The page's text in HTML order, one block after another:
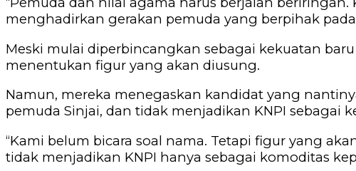
menghadirkan gerakan pemuda yang berpihak
‎Meski mulai diperbincangkan sebagai kekuatan
menentukan figur yang akan diusung.
‎Namun, mereka menegaskan kandidat yang
pemuda Sinjai, dan tidak menjadikan KNPI sebagai
‎“Kami belum bicara soal nama. Tetapi figur yang
tidak menjadikan KNPI hanya sebagai komoditas